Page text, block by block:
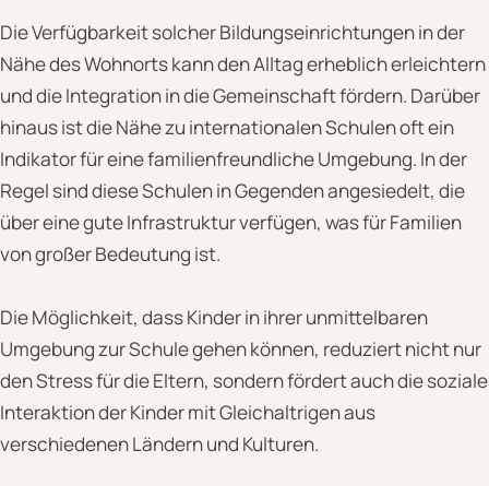
Die Verfügbarkeit solcher Bildungseinrichtungen in der
Nähe des Wohnorts kann den Alltag erheblich erleichtern
und die Integration in die Gemeinschaft fördern. Darüber
hinaus ist die Nähe zu internationalen Schulen oft ein
Indikator für eine familienfreundliche Umgebung. In der
Regel sind diese Schulen in Gegenden angesiedelt, die
über eine gute Infrastruktur verfügen, was für Familien
von großer Bedeutung ist.
Die Möglichkeit, dass Kinder in ihrer unmittelbaren
Umgebung zur Schule gehen können, reduziert nicht nur
den Stress für die Eltern, sondern fördert auch die soziale
Interaktion der Kinder mit Gleichaltrigen aus
verschiedenen Ländern und Kulturen.